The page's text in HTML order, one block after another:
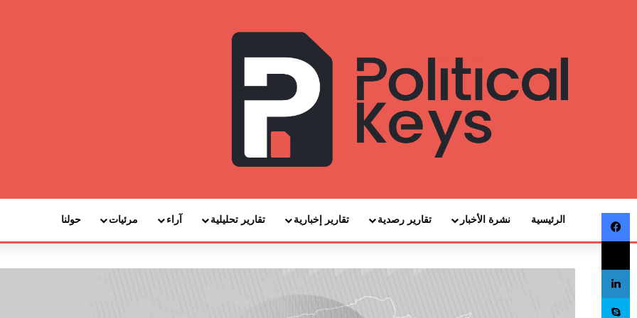
الرئيسية نشرة الأخبار تقارير رصدية تقارير إخبارية تقارير تحليلية آراء مرئيات حولنا
فيسبوك
‫X
لينكدإن
سكايب